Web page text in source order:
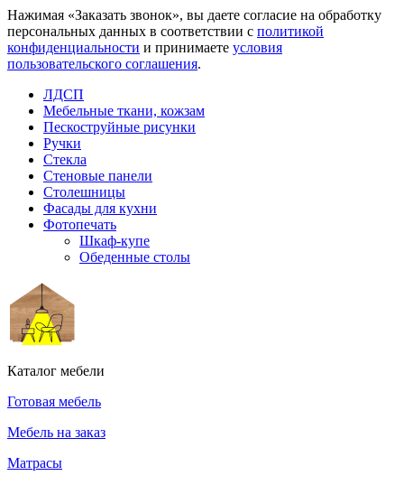
Нажимая «Заказать звонок», вы даете согласие на обработку
персональных данных в соответствии с политикой
конфиденциальности и принимаете условия
пользовательского соглашения.
ЛДСП
Мебельные ткани, кожзам
Пескоструйные рисунки
Ручки
Стекла
Стеновые панели
Столешницы
Фасады для кухни
Фотопечать
Шкаф-купе
Обеденные столы
Каталог мебели
Готовая мебель
Мебель на заказ
Матрасы